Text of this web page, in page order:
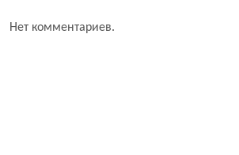
Нет комментариев.